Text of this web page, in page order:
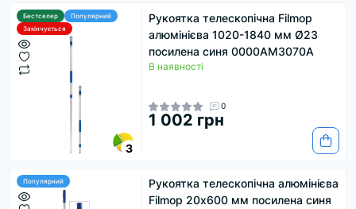
Бестселер
Популярний
Закінчується
3
Рукоятка телескопічна Filmop
алюмінієва 1020-1840 мм Ø23
посилена синя 0000AM3070A
В наявності
0
1 002 грн
Популярний
Рукоятка телескопічна алюмінієва
Filmop 20х600 мм посилена синя